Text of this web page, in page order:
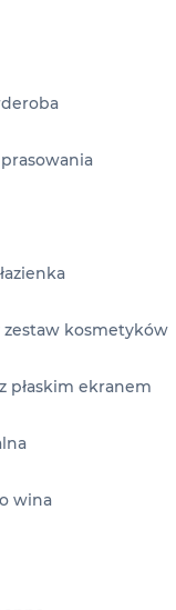
zestaw kosmetyków
płaskim ekranem
wina